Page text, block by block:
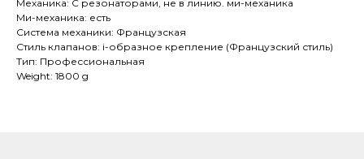
Механика: С резонаторами, не в линию. ми-механика
Ми-механика: есть
Система механики: Французская
Стиль клапанов: i-образное крепление (Французский стиль)
Тип: Профессиональная
Weight: 1800 g